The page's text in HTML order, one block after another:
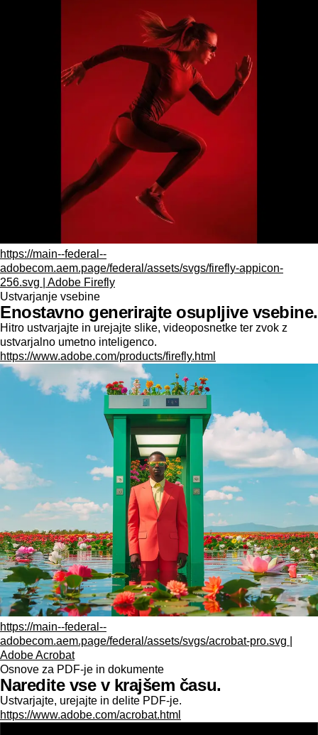
https://main--federal--
adobecom.aem.page/federal/assets/svgs/firefly-appicon-
256.svg | Adobe Firefly
Ustvarjanje vsebine
Enostavno generirajte osupljive vsebine.
Hitro ustvarjajte in urejajte slike, videoposnetke ter zvok z
ustvarjalno umetno inteligenco.
https://www.adobe.com/products/firefly.html
https://main--federal--
adobecom.aem.page/federal/assets/svgs/acrobat-pro.svg |
Adobe Acrobat
Osnove za PDF-je in dokumente
Naredite vse v krajšem času.
Ustvarjajte, urejajte in delite PDF-je.
https://www.adobe.com/acrobat.html